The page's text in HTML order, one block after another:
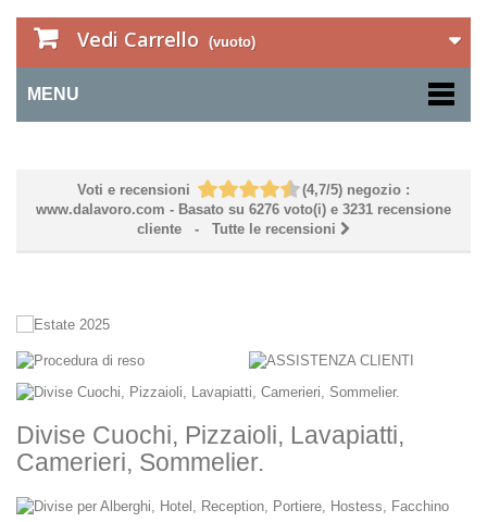
Vedi Carrello (vuoto)
MENU
Voti e recensioni (4,7/5) negozio :
www.dalavoro.com - Basato su 6276 voto(i) e 3231 recensione
cliente
- Tutte le recensioni
Divise Cuochi, Pizzaioli, Lavapiatti,
Camerieri, Sommelier.